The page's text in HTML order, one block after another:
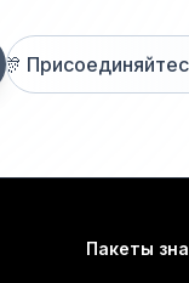
🎊
Пакеты